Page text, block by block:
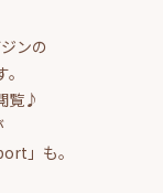
ンの
覧♪
」も。